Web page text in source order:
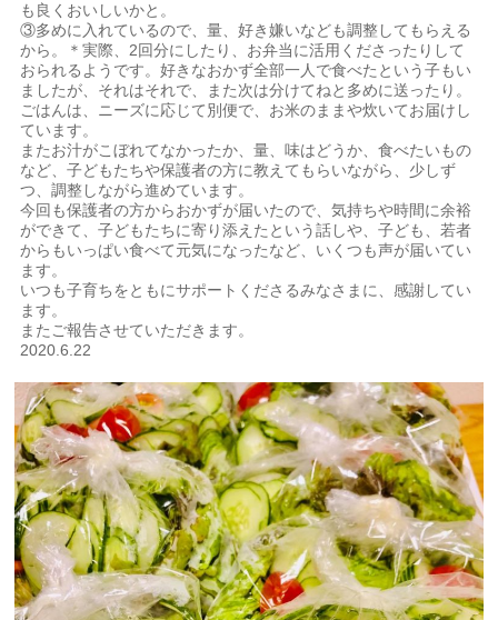
も良くおいしいかと。
③多めに入れているので、量、好き嫌いなども調整してもらえる
から。＊実際、2回分にしたり、お弁当に活用くださったりして
おられるようです。好きなおかず全部一人で食べたという子もい
ましたが、それはそれで、また次は分けてねと多めに送ったり。
ごはんは、ニーズに応じて別便で、お米のままや炊いてお届けし
ています。
またお汁がこぼれてなかったか、量、味はどうか、食べたいもの
など、子どもたちや保護者の方に教えてもらいながら、少しず
つ、調整しながら進めています。
今回も保護者の方からおかずが届いたので、気持ちや時間に余裕
ができて、子どもたちに寄り添えたという話しや、子ども、若者
からもいっぱい食べて元気になったなど、いくつも声が届いてい
ます。
いつも子育ちをともにサポートくださるみなさまに、感謝してい
ます。
またご報告させていただきます。
2020.6.22